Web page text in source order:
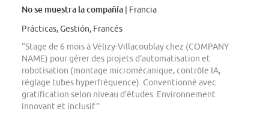
No se muestra la compañía | Francia
Prácticas, Gestión, Francés
“Stage de 6 mois à Vélizy-Villacoublay chez (COMPANY
NAME) pour gérer des projets d'automatisation et
robotisation (montage micromécanique, contrôle IA,
réglage tubes hyperfréquence). Conventionné avec
gratification selon niveau d'études. Environnement
innovant et inclusif.”